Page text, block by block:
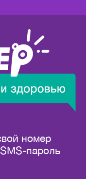
номер
пароль